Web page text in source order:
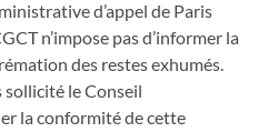
d’appel de Paris
n’impose pas d’informer la
des restes exhumés.
sollicité le Conseil
la conformité de cette